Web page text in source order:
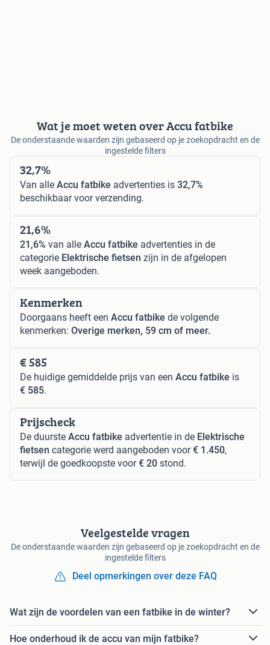
Wat je moet weten over Accu fatbike
De onderstaande waarden zijn gebaseerd op je zoekopdracht en de
ingestelde filters
32,7%
Van alle Accu fatbike advertenties is 32,7%
beschikbaar voor verzending.
21,6%
21,6% van alle Accu fatbike advertenties in de
categorie Elektrische fietsen zijn in de afgelopen
week aangeboden.
Kenmerken
Doorgaans heeft een Accu fatbike de volgende
kenmerken: Overige merken, 59 cm of meer.
€ 585
De huidige gemiddelde prijs van een Accu fatbike is
€ 585.
Prijscheck
De duurste Accu fatbike advertentie in de Elektrische
fietsen categorie werd aangeboden voor€ 1.450,
terwijl de goedkoopste voor€ 20 stond.
Veelgestelde vragen
De onderstaande waarden zijn gebaseerd op je zoekopdracht en de
ingestelde filters
Deel opmerkingen over deze FAQ
Wat zijn de voordelen van een fatbike in de winter?
Hoe onderhoud ik de accu van mijn fatbike?